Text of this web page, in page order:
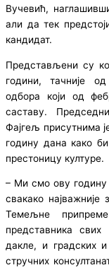
Вучевић,
али да тек
кандидат.
Представљени су
години, тачније
одбора који од
саставу.
Фајгељ присутнима
годину дана како
престоницу културе.
– Ми смо ову
свакако најважније
Темељне
представника
дакле, и градских
стручних